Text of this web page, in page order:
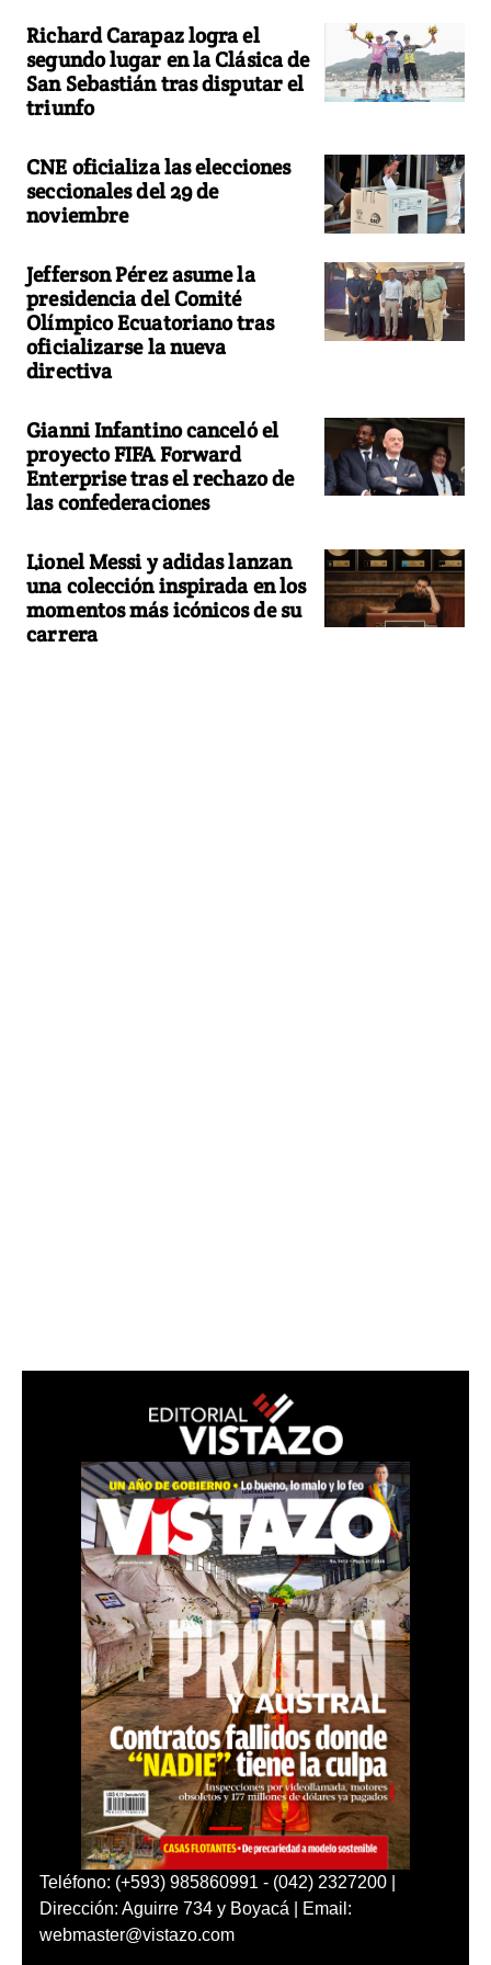
Richard Carapaz logra el
segundo lugar en la Clásica de
San Sebastián tras disputar el
triunfo
CNE oficializa las elecciones
seccionales del 29 de
noviembre
Jefferson Pérez asume la
presidencia del Comité
Olímpico Ecuatoriano tras
oficializarse la nueva
directiva
Gianni Infantino canceló el
proyecto FIFA Forward
Enterprise tras el rechazo de
las confederaciones
Lionel Messi y adidas lanzan
una colección inspirada en los
momentos más icónicos de su
carrera
Teléfono: (+593) 985860991 - (042) 2327200 |
Dirección: Aguirre 734 y Boyacá | Email:
webmaster@vistazo.com